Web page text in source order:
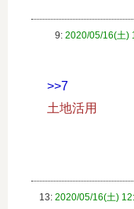
9: 2020/05/16(土)
>>7
土地活用
13: 2020/05/16(土)